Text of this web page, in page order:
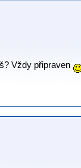
Vždy připraven